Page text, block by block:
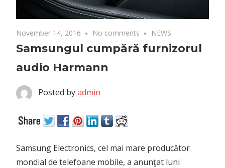
November 14, 2016 No comments NEWS
Samsungul cumpără furnizorul
audio Harmann
Posted byadmin
Samsung Electronics, cel mai mare producător
mondial de telefoane mobile, a anunţat luni